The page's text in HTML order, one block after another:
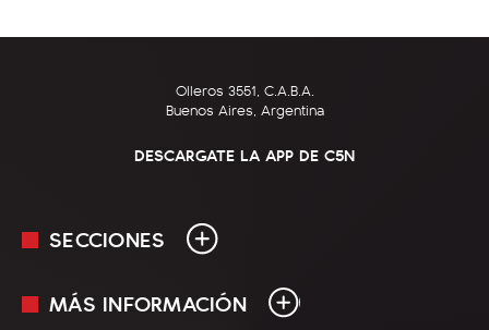
Olleros 3551, C.A.B.A.
Buenos Aires, Argentina
DESCARGATE LA APP DE C5N
SECCIONES
En Vivo
MÁS INFORMACIÓN